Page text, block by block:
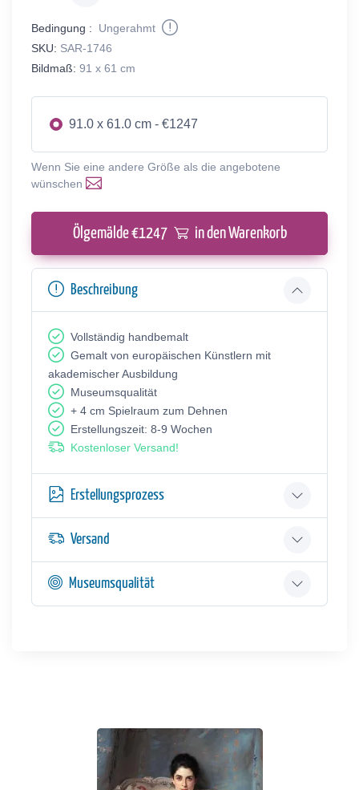
Bedingung :
Ungerahmt
SKU: SAR-1746
Bildmaß: 91 x 61 cm
91.0 x 61.0 cm - €1247
Wenn Sie eine andere Größe als die angebotene
wünschen
Ölgemälde €1247 in den Warenkorb
Beschreibung
Vollständig handbemalt
Gemalt von europäischen Künstlern mit
akademischer Ausbildung
Museumsqualität
+ 4 cm Spielraum zum Dehnen
Erstellungszeit: 8-9 Wochen
Kostenloser Versand!
Erstellungsprozess
Versand
Museumsqualität